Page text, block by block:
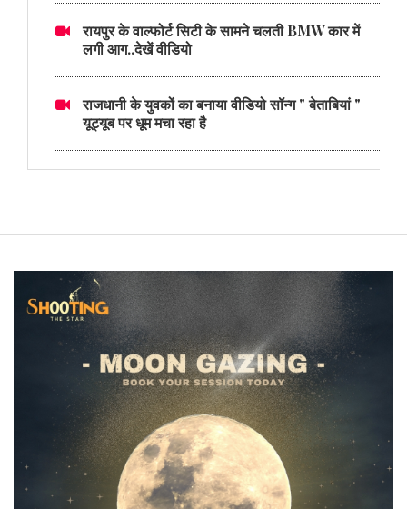
रायपुर के वाल्फोर्ट सिटी के सामने चलती BMW कार में
लगी आग..देखें वीडियो
राजधानी के युवकों का बनाया वीडियो सॉन्ग " बेताबियां "
यूट्यूब पर धूम मचा रहा है